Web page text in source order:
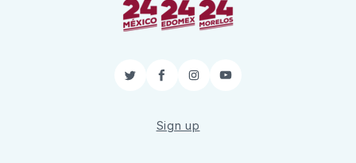
TwitterFacebook
InstagramYouTube
Sign up